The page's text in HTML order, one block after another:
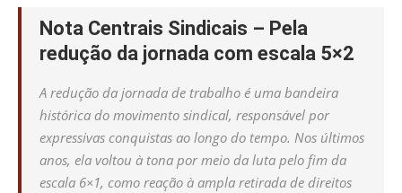
Nota Centrais Sindicais – Pela
redução da jornada com escala 5×2
A redução da jornada de trabalho é uma bandeira
histórica do movimento sindical, responsável por
expressivas conquistas ao longo do tempo. Nos últimos
anos, ela voltou à tona por meio da luta pelo fim da
escala 6×1, como reação à ampla retirada de direitos